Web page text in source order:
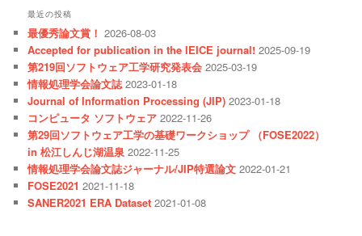
最近の投稿
最優秀論文賞！ 2026-08-03
Accepted for publication in the IEICE journal! 2025-09-19
第219回ソフトウェア工学研究発表会 2025-03-19
情報処理学会論文誌 2023-01-18
Journal of Information Processing (JIP) 2023-01-18
コンピュータ ソフトウェア 2022-11-26
第29回ソフトウェア工学の基礎ワークショップ （FOSE2022）
in 松江しんじ湖温泉 2022-11-25
情報処理学会論文誌ジャーナル/JIP特選論文 2022-01-21
FOSE2021 2021-11-18
SANER2021 ERA Dataset 2021-01-08